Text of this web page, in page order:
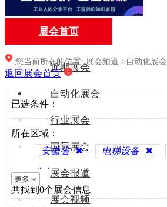
展会首页
近期展会
自动化展会
行业展会
国际展会
展会报道
展会视频
您当前所在的位置: 展会频道 > 自动化展会
返回展会首页
已选条件：
安徽省 ✖ 电梯设备 ✖
共找到0个展会信息
所在区域：
北京
上海